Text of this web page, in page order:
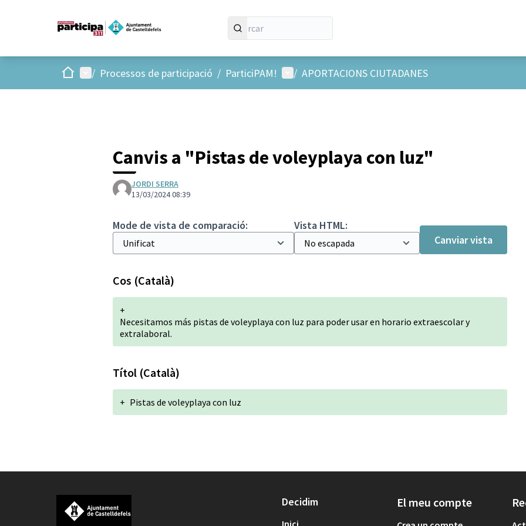
Inici Menú principal
/ Processos de participació / ParticiPAM! Menú d'usuari
/ APORTACIONS CIUTADANES
Canvis a "Pistas de voleyplaya con luz"
JORDI SERRA
13/03/2024 08:39
Mode de vista de comparació:
Vista HTML:
Canviar vista
Cos (Català)
+
Necesitamos más pistas de voleyplaya con luz para poder usar en horario extraescolar y
extralaboral.
Títol (Català)
+ Pistas de voleyplaya con luz
Decidim
Inici
El meu compte